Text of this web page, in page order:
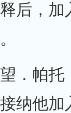
后，
．帕
纳他加